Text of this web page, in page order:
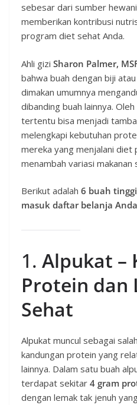
sebesar dari sumber
memberikan kontribusi
program diet sehat Anda.
Ahli gizi Sharon Palmer,
bahwa buah dengan biji
dimakan umumnya
dibanding buah lainnya.
tertentu bisa menjadi
melengkapi kebutuhan
mereka yang menjalani diet
menambah variasi makanan
Berikut adalah 6 buah
masuk daftar belanja
1. Alpukat –
Protein dan
Sehat
Alpukat muncul sebagai
kandungan protein yang
lainnya. Dalam satu buah
terdapat sekitar 4 gram
dengan lemak tak jenuh